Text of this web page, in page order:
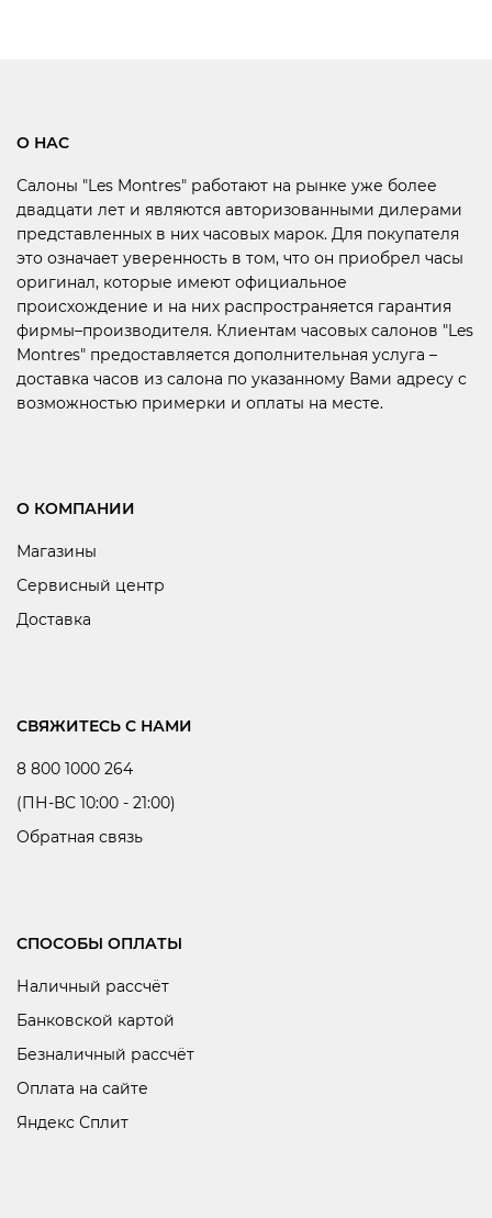
О НАС
Салоны "Les Montres" работают на рынке уже более
двадцати лет и являются авторизованными дилерами
представленных в них часовых марок. Для покупателя
это означает уверенность в том, что он приобрел часы
оригинал, которые имеют официальное
происхождение и на них распространяется гарантия
фирмы–производителя. Клиентам часовых салонов "Les
Montres" предоставляется дополнительная услуга –
доставка часов из салона по указанному Вами адресу с
возможностью примерки и оплаты на месте.
О КОМПАНИИ
Магазины
Сервисный центр
Доставка
СВЯЖИТЕСЬ С НАМИ
8 800 1000 264
(ПН-ВС 10:00 - 21:00)
Обратная связь
СПОСОБЫ ОПЛАТЫ
Наличный рассчёт
Банковской картой
Безналичный рассчёт
Оплата на сайте
Яндекс Сплит